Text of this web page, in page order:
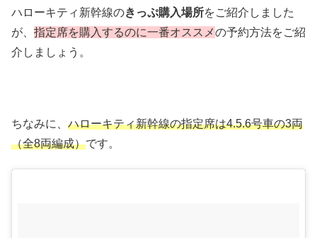
ハローキティ新幹線のきっぷ購入場所をご紹介しました
が、 指定席を購入するのに一番オススメの予約方法をご紹
介しましょう。
ちなみに、 ハローキティ新幹線の指定席は4.5.6号車の3両
（全8両編成）です。